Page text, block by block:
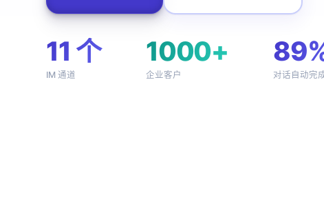
11 个
IM 通道
1000+
企业客户 对话自动完